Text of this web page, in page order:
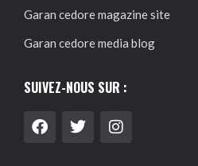
Garan cedore magazine site
Garan cedore media blog
SUIVEZ-NOUS SUR :